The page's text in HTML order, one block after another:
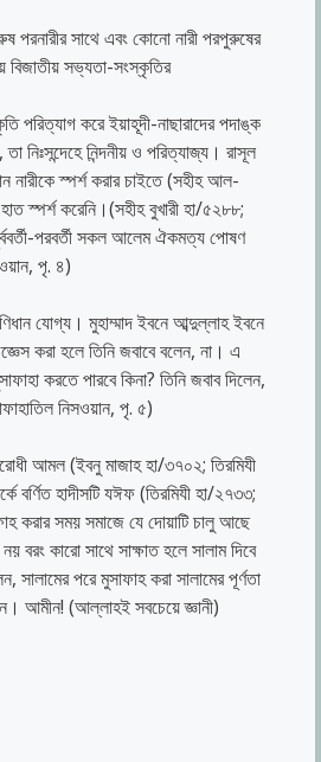
পরনারীর সাথে এবং কোনো নারী পরপুরুষের
বিজাতীয় সভ্যতা-সংস্কৃতির
পরিত্যাগ করে ইয়াহূদী-নাছারাদের পদাঙ্ক
নিন্দনীয় ও পরিত্যাজ্য। রাসূল
পরবর্তী সকল আলেম ঐকমত্য পোষণ
পৃ. ৪)
যোগ্য। মুহাম্মাদ ইবনে আব্দুল্লাহ ইবনে
করা হলে তিনি জবাবে বলেন, না। এ
করতে পারবে কিনা? তিনি জবাব দিলেন,
নিসওয়ান, পৃ. ৫)
আমল (ইবনু মাজাহ হা/৩৭০২; তিরমিযী
বর্ণিত হাদীসটি যঈফ (তিরমিযী হা/২৭৩৩;
সময় সমাজে যে দোয়াটি চালু আছে
আমীন! (আল্লাহই সবচেয়ে জ্ঞানী)